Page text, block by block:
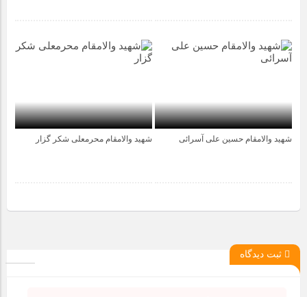
شهید والامقام حسین علی آسرائی شهید والامقام محرمعلی شکر گزار
ثبت دیدگاه